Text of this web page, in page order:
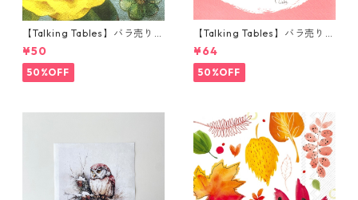
【Talking Tables】バラ売り1
枚 ポケットサイズ ペーパーナ
プキン PASTRIES & PEARLS
イエロー
¥50
50%OFF
【Talking Tables】バラ売り1
枚 ランチサイズ ペーパーナプ
キン Tilly & Tigg Pink コーラ
ル
¥64
50%OFF